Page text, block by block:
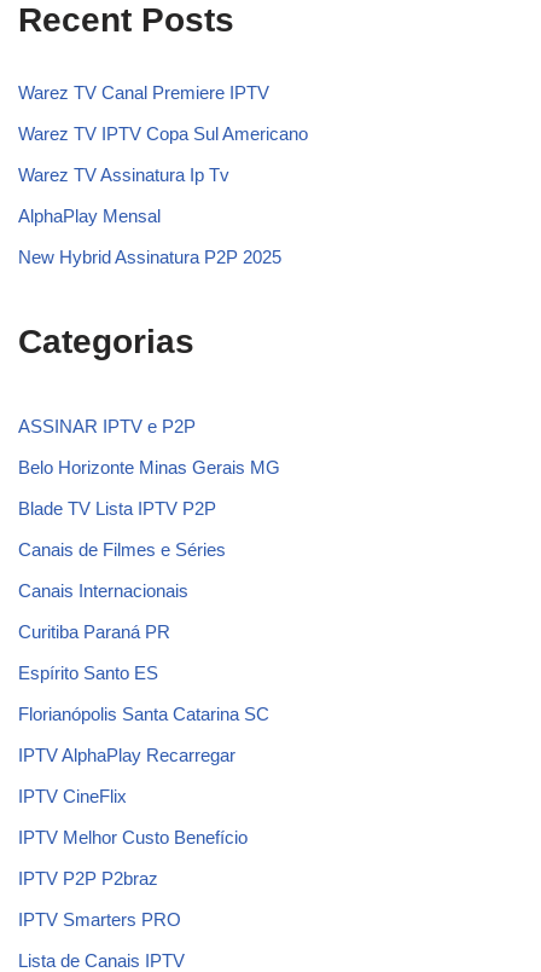
Recent Posts
Warez TV Canal Premiere IPTV
Warez TV IPTV Copa Sul Americano
Warez TV Assinatura Ip Tv
AlphaPlay Mensal
New Hybrid Assinatura P2P 2025
Categorias
ASSINAR IPTV e P2P
Belo Horizonte Minas Gerais MG
Blade TV Lista IPTV P2P
Canais de Filmes e Séries
Canais Internacionais
Curitiba Paraná PR
Espírito Santo ES
Florianópolis Santa Catarina SC
IPTV AlphaPlay Recarregar
IPTV CineFlix
IPTV Melhor Custo Benefício
IPTV P2P P2braz
IPTV Smarters PRO
Lista de Canais IPTV